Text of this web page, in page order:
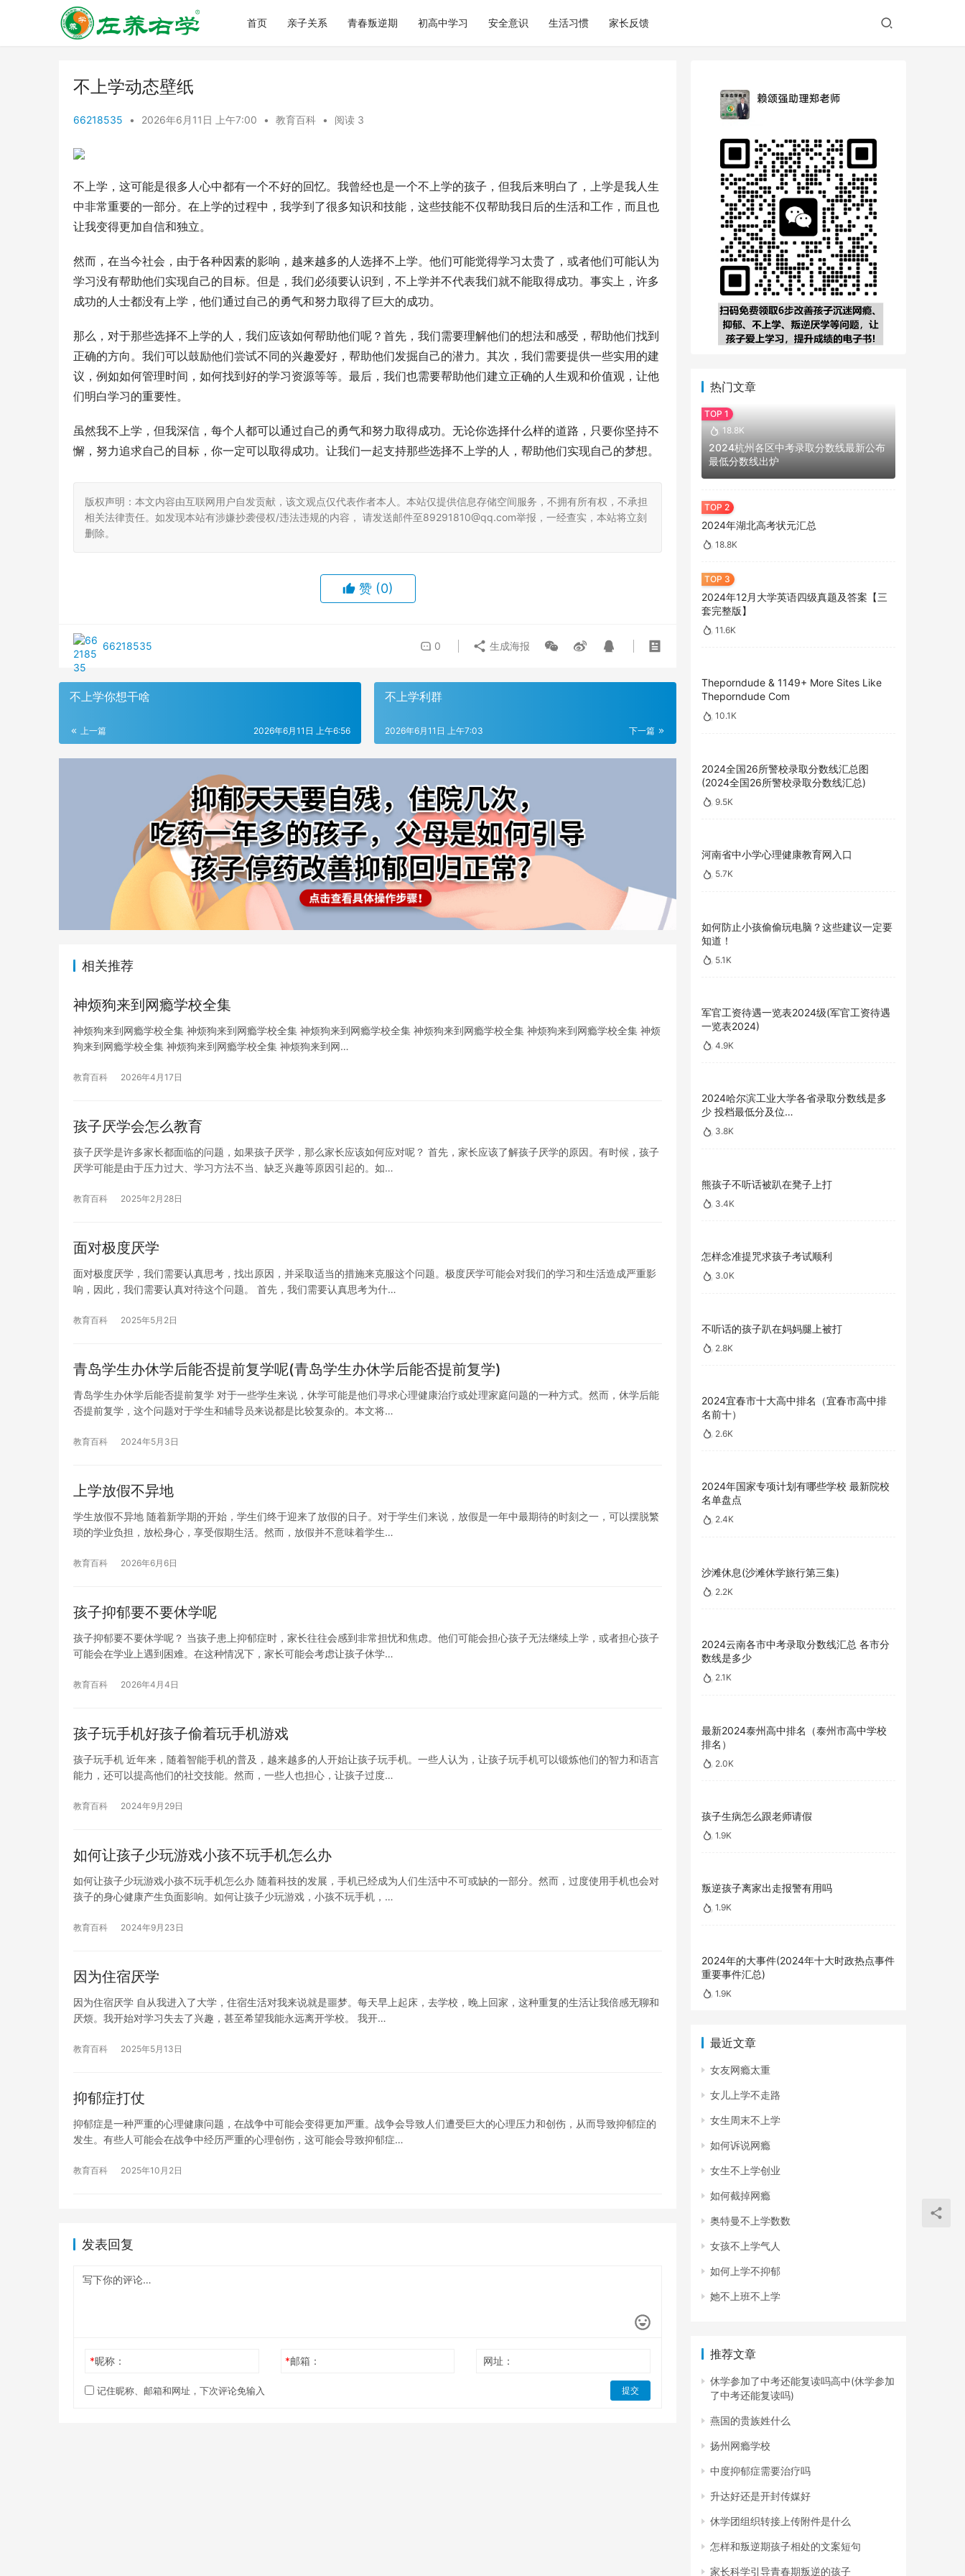
首页 亲子关系 青春叛逆期 初高中学习 安全意识 生活习惯 家长反馈
不上学动态壁纸
66218535 • 2026年6月11日 上午7:00 • 教育百科 • 阅读 3
不上学，这可能是很多人心中都有一个不好的回忆。我曾经也是一个不上学的孩子，但我后来明白了，上学是我人生
中非常重要的一部分。在上学的过程中，我学到了很多知识和技能，这些技能不仅帮助我日后的生活和工作，而且也
让我变得更加自信和独立。
然而，在当今社会，由于各种因素的影响，越来越多的人选择不上学。他们可能觉得学习太贵了，或者他们可能认为
学习没有帮助他们实现自己的目标。但是，我们必须要认识到，不上学并不代表我们就不能取得成功。事实上，许多
成功的人士都没有上学，他们通过自己的勇气和努力取得了巨大的成功。
那么，对于那些选择不上学的人，我们应该如何帮助他们呢？首先，我们需要理解他们的想法和感受，帮助他们找到
正确的方向。我们可以鼓励他们尝试不同的兴趣爱好，帮助他们发掘自己的潜力。其次，我们需要提供一些实用的建
议，例如如何管理时间，如何找到好的学习资源等等。最后，我们也需要帮助他们建立正确的人生观和价值观，让他
们明白学习的重要性。
虽然我不上学，但我深信，每个人都可以通过自己的勇气和努力取得成功。无论你选择什么样的道路，只要你坚持不
懈，努力追求自己的目标，你一定可以取得成功。让我们一起支持那些选择不上学的人，帮助他们实现自己的梦想。
版权声明：本文内容由互联网用户自发贡献，该文观点仅代表作者本人。本站仅提供信息存储空间服务，不拥有所有权，不承担
相关法律责任。如发现本站有涉嫌抄袭侵权/违法违规的内容， 请发送邮件至89291810@qq.com举报，一经查实，本站将立刻
删除。
赞 (0)
66218535 0 生成海报
不上学你想干啥
上一篇 2026年6月11日 上午6:56
不上学利群
下一篇
2026年6月11日 上午7:03
相关推荐
神烦狗来到网瘾学校全集
神烦狗来到网瘾学校全集 神烦狗来到网瘾学校全集 神烦狗来到网瘾学校全集 神烦狗来到网瘾学校全集 神烦狗来到网瘾学校全集 神烦
狗来到网瘾学校全集 神烦狗来到网瘾学校全集 神烦狗来到网…
教育百科 2026年4月17日
孩子厌学会怎么教育
孩子厌学是许多家长都面临的问题，如果孩子厌学，那么家长应该如何应对呢？ 首先，家长应该了解孩子厌学的原因。有时候，孩子
厌学可能是由于压力过大、学习方法不当、缺乏兴趣等原因引起的。如…
教育百科 2025年2月28日
面对极度厌学
面对极度厌学，我们需要认真思考，找出原因，并采取适当的措施来克服这个问题。极度厌学可能会对我们的学习和生活造成严重影
响，因此，我们需要认真对待这个问题。 首先，我们需要认真思考为什…
教育百科 2025年5月2日
青岛学生办休学后能否提前复学呢(青岛学生办休学后能否提前复学)
青岛学生办休学后能否提前复学 对于一些学生来说，休学可能是他们寻求心理健康治疗或处理家庭问题的一种方式。然而，休学后能
否提前复学，这个问题对于学生和辅导员来说都是比较复杂的。本文将…
教育百科 2024年5月3日
上学放假不异地
学生放假不异地 随着新学期的开始，学生们终于迎来了放假的日子。对于学生们来说，放假是一年中最期待的时刻之一，可以摆脱繁
琐的学业负担，放松身心，享受假期生活。然而，放假并不意味着学生…
教育百科 2026年6月6日
孩子抑郁要不要休学呢
孩子抑郁要不要休学呢？ 当孩子患上抑郁症时，家长往往会感到非常担忧和焦虑。他们可能会担心孩子无法继续上学，或者担心孩子
可能会在学业上遇到困难。在这种情况下，家长可能会考虑让孩子休学…
教育百科 2026年4月4日
孩子玩手机好孩子偷着玩手机游戏
孩子玩手机 近年来，随着智能手机的普及，越来越多的人开始让孩子玩手机。一些人认为，让孩子玩手机可以锻炼他们的智力和语言
能力，还可以提高他们的社交技能。然而，一些人也担心，让孩子过度…
教育百科 2024年9月29日
如何让孩子少玩游戏小孩不玩手机怎么办
如何让孩子少玩游戏小孩不玩手机怎么办 随着科技的发展，手机已经成为人们生活中不可或缺的一部分。然而，过度使用手机也会对
孩子的身心健康产生负面影响。如何让孩子少玩游戏，小孩不玩手机，…
教育百科 2024年9月23日
因为住宿厌学
因为住宿厌学 自从我进入了大学，住宿生活对我来说就是噩梦。每天早上起床，去学校，晚上回家，这种重复的生活让我倍感无聊和
厌烦。我开始对学习失去了兴趣，甚至希望我能永远离开学校。 我开…
教育百科 2025年5月13日
抑郁症打仗
抑郁症是一种严重的心理健康问题，在战争中可能会变得更加严重。战争会导致人们遭受巨大的心理压力和创伤，从而导致抑郁症的
发生。有些人可能会在战争中经历严重的心理创伤，这可能会导致抑郁症…
教育百科 2025年10月2日
发表回复
*昵称： *邮箱： 网址：
记住昵称、邮箱和网址，下次评论免输入 提交
热门文章
18.8K
2024杭州各区中考录取分数线最新公布
最低分数线出炉
2024年湖北高考状元汇总
18.8K
2024年12月大学英语四级真题及答案【三
套完整版】
11.6K
Theporndude & 1149+ More Sites Like
Theporndude Com
10.1K
2024全国26所警校录取分数线汇总图
(2024全国26所警校录取分数线汇总)
9.5K
河南省中小学心理健康教育网入口
5.7K
如何防止小孩偷偷玩电脑？这些建议一定要
知道！
5.1K
军官工资待遇一览表2024级(军官工资待遇
一览表2024)
4.9K
2024哈尔滨工业大学各省录取分数线是多
少 投档最低分及位…
3.8K
熊孩子不听话被趴在凳子上打
3.4K
怎样念准提咒求孩子考试顺利
3.0K
不听话的孩子趴在妈妈腿上被打
2.8K
2024宜春市十大高中排名（宜春市高中排
名前十）
2.6K
2024年国家专项计划有哪些学校 最新院校
名单盘点
2.4K
沙滩休息(沙滩休学旅行第三集)
2.2K
2024云南各市中考录取分数线汇总 各市分
数线是多少
2.1K
最新2024泰州高中排名（泰州市高中学校
排名）
2.0K
孩子生病怎么跟老师请假
1.9K
叛逆孩子离家出走报警有用吗
1.9K
2024年的大事件(2024年十大时政热点事件
重要事件汇总)
1.9K
最近文章
女友网瘾太重
女儿上学不走路
女生周末不上学
如何诉说网瘾
女生不上学创业
如何截掉网瘾
奥特曼不上学数数
女孩不上学气人
如何上学不抑郁
她不上班不上学
推荐文章
休学参加了中考还能复读吗高中(休学参加
了中考还能复读吗)
燕国的贵族姓什么
扬州网瘾学校
中度抑郁症需要治疗吗
升达好还是开封传媒好
休学团组织转接上传附件是什么
怎样和叛逆期孩子相处的文案短句
家长科学引导青春期叛逆的孩子